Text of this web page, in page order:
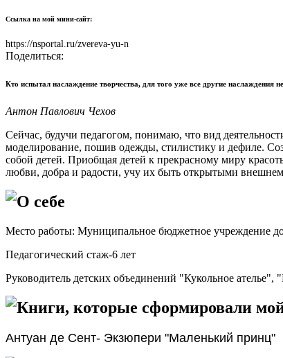
Ссылка на мой мини-сайт:
https://nsportal.ru/zvereva-yu-n
Поделиться:
Кто испытал наслаждение творчества, для того уже все другие наслаждения
Антон Павлович Чехов
Сейчас, будучи педагогом, понимаю, что вид
моделирование, пошив одежды, стилистику и дефиле.
собой детей. Приобщая детей к прекрасному миру
любви, добра и радости, учу их быть открытыми
О себе
Место работы: Муниципальное бюджетное учреждение
Педагогический стаж-6 лет
Руководитель детских объединений "Кукольное
Книги, которые сформировали
Антуан де Сент- Экзюпери "Маленький принц"